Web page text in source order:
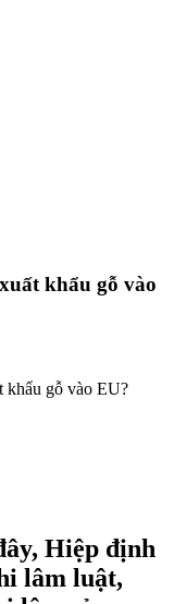
khẩu gỗ vào
gỗ vào EU?
Hiệp định
lâm luật,